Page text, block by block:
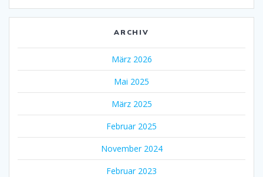
ARCHIV
März 2026
Mai 2025
März 2025
Februar 2025
November 2024
Februar 2023